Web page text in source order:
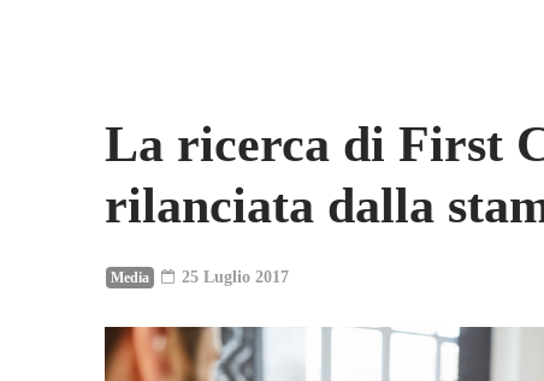
La ricerca di First
rilanciata dalla
Media 25 Luglio 2017